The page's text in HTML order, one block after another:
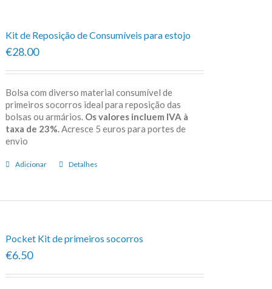
Kit de Reposição de Consumíveis para estojo
€28.00
Bolsa com diverso material consumível de
primeiros socorros ideal para reposição das
bolsas ou armários. Os valores incluem IVA à
taxa de 23%. Acresce 5 euros para portes de
envio
Adicionar Detalhes
Pocket Kit de primeiros socorros
€6.50